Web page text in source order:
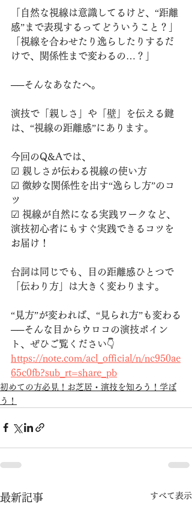
「自然な視線は意識してるけど、“距離
感”まで表現するってどういうこと？」
「視線を合わせたり逸らしたりするだ
けで、関係性まで変わるの…？」
──そんなあなたへ。
演技で「親しさ」や「壁」を伝える鍵
は、“視線の距離感”にあります。
今回のQ&Aでは、
☑ 親しさが伝わる視線の使い方
☑ 微妙な関係性を出す“逸らし方”のコ
ツ
☑ 視線が自然になる実践ワークなど、
演技初心者にもすぐ実践できるコツを
お届け！
台詞は同じでも、目の距離感ひとつで
「伝わり方」は大きく変わります。
“見方”が変われば、“見られ方”も変わる
──そんな目からウロコの演技ポイン
ト、ぜひご覧ください👇
https://note.com/acl_official/n/nc950ae
65c0fb?sub_rt=share_pb
初めての方必見！お芝居・演技を知ろう！学ぼ
う！
最新記事 すべて表示